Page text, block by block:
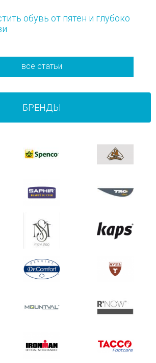
обувь от пятен и глубоко
все статьи
БРЕНДЫ